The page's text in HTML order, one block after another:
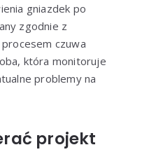
gniazdek po
zgodnie z
czuwa
która monitoruje
problemy na
projekt